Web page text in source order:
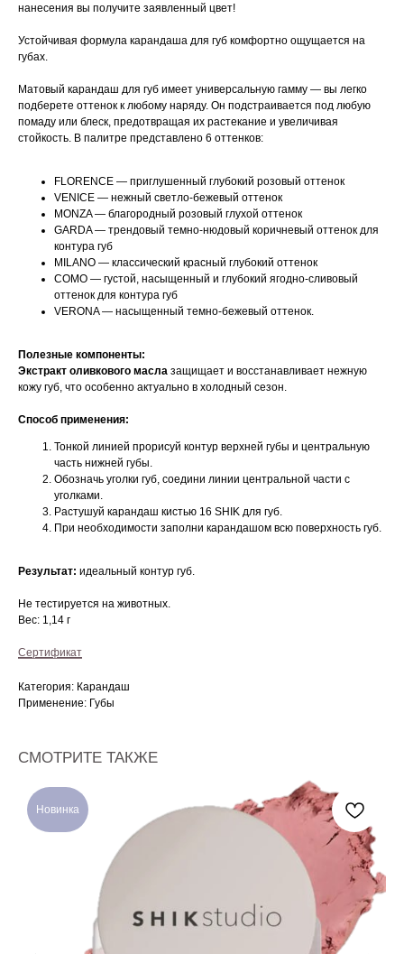
нанесения вы получите заявленный цвет!
Устойчивая формула карандаша для губ комфортно ощущается на
губах.
Матовый карандаш для губ имеет универсальную гамму — вы легко
подберете оттенок к любому наряду. Он подстраивается под любую
помаду или блеск, предотвращая их растекание и увеличивая
стойкость. В палитре представлено 6 оттенков:
FLORENCE — приглушенный глубокий розовый оттенок
VENICE — нежный светло-бежевый оттенок
MONZA — благородный розовый глухой оттенок
GARDA — трендовый темно-нюдовый коричневый оттенок для
контура губ
MILANO — классический красный глубокий оттенок
COMO — густой, насыщенный и глубокий ягодно-сливовый
оттенок для контура губ
VERONA — насыщенный темно-бежевый оттенок.
Полезные компоненты:
Экстракт оливкового масла защищает и восстанавливает нежную
кожу губ, что особенно актуально в холодный сезон.
Способ применения:
Тонкой линией прорисуй контур верхней губы и центральную
часть нижней губы.
Обозначь уголки губ, соедини линии центральной части с
уголками.
Растушуй карандаш кистью 16 SHIK для губ.
При необходимости заполни карандашом всю поверхность губ.
Результат: идеальный контур губ.
Не тестируется на животных.
Вес: 1,14 г
Сертификат
Категория: Карандаш
Применение: Губы
СМОТРИТЕ ТАКЖЕ
Новинка